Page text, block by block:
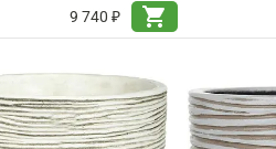
9 740 ₽
shopping_cart